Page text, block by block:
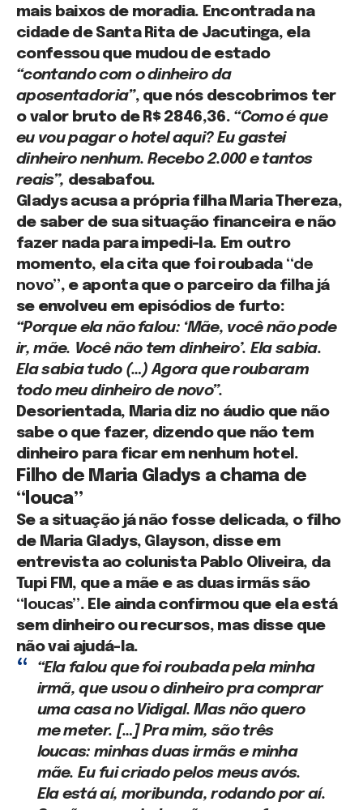
mais baixos de moradia. Encontrada na
cidade de Santa Rita de Jacutinga, ela
confessou que mudou de estado
“contando com o dinheiro da
aposentadoria”, que nós descobrimos ter
o valor bruto de R$ 2846,36. “Como é que
eu vou pagar o hotel aqui? Eu gastei
dinheiro nenhum. Recebo 2.000 e tantos
reais”, desabafou.
Gladys acusa a própria filha Maria Thereza,
de saber de sua situação financeira e não
fazer nada para impedi-la. Em outro
momento, ela cita que foi roubada “de
novo”, e aponta que o parceiro da filha já
se envolveu em episódios de furto:
“Porque ela não falou: ‘Mãe, você não pode
ir, mãe. Você não tem dinheiro’. Ela sabia.
Ela sabia tudo (…) Agora que roubaram
todo meu dinheiro de novo”.
Desorientada, Maria diz no áudio que não
sabe o que fazer, dizendo que não tem
dinheiro para ficar em nenhum hotel.
Filho de Maria Gladys a chama de
“louca”
Se a situação já não fosse delicada, o filho
de Maria Gladys, Glayson, disse em
entrevista ao colunista Pablo Oliveira, da
Tupi FM, que a mãe e as duas irmãs são
“loucas”. Ele ainda confirmou que ela está
sem dinheiro ou recursos, mas disse que
não vai ajudá-la.
“Ela falou que foi roubada pela minha
irmã, que usou o dinheiro pra comprar
uma casa no Vidigal. Mas não quero
me meter. […] Pra mim, são três
loucas: minhas duas irmãs e minha
mãe. Eu fui criado pelos meus avós.
Ela está aí, moribunda, rodando por aí.